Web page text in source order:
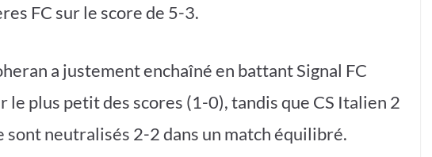
FC sur le score de 5-3.
a justement enchaîné en battant Signal FC
le plus petit des scores (1-0), tandis que CS Italien 2
sont neutralisés 2-2 dans un match équilibré.